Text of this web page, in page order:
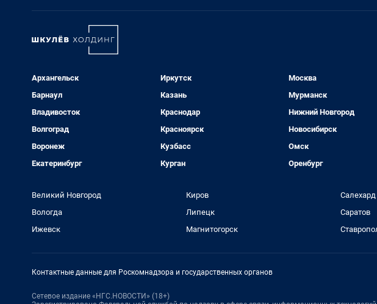
Архангельск
Барнаул
Владивосток
Волгоград
Воронеж
Екатеринбург
Иркутск
Казань
Краснодар
Красноярск
Кузбасс
Курган
Москва
Мурманск
Нижний Новгород
Новосибирск
Омск
Оренбург
Великий Новгород
Вологда
Ижевск
Киров
Липецк
Магнитогорск
Салехард
Саратов
Контактные данные для Роскомнадзора и государственных органов
Сетевое издание «НГС.НОВОСТИ» (18+)